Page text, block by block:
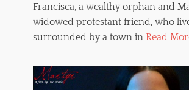
Francisca, a wealthy orphan and
widowed protestant friend, who
surrounded by a town in Read